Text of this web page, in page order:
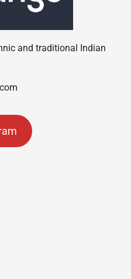
and traditional Indian